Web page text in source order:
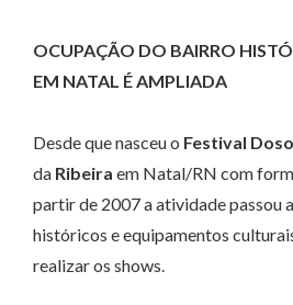
OCUPAÇÃO DO BAIRRO
EM NATAL É AMPLIADA
Desde que nasceu o Festival
da Ribeira em Natal/RN com
partir de 2007 a atividade passou
históricos e equipamentos
realizar os shows.